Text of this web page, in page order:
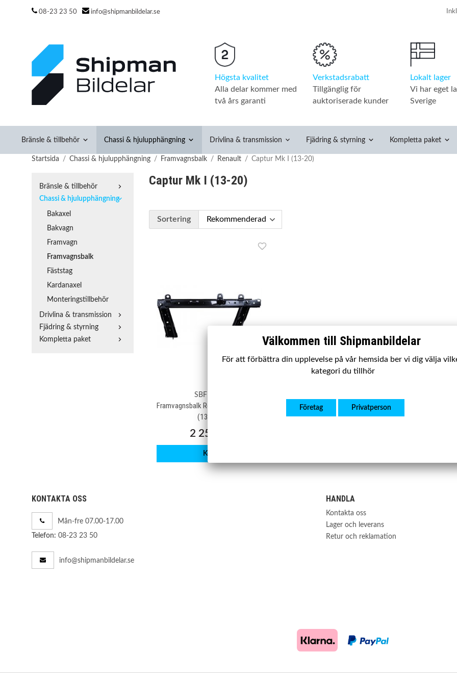
08-23 23 50 info@shipmanbildelar.se
Högsta kvalitet
Alla delar kommer med
två års garanti
Verkstadsrabatt
Tillgänglig för
auktoriserade kunder
Lokalt lager
Vi har eget
Sverige
Bränsle & tillbehör Chassi & hjulupphängning Drivlina & transmission Fjädring & styrning Kompletta paket
Startsida / Chassi & hjulupphängning / Framvagnsbalk / Renault / Captur Mk I (13-20)
Bränsle & tillbehör
Chassi & hjulupphängning
Bakaxel
Bakvagn
Framvagn
Framvagnsbalk
Fäststag
Kardanaxel
Monteringstillbehör
Drivlina & transmission
Fjädring & styrning
Kompletta paket
Captur Mk I (13-20)
Sortering
SBFB091
Framvagnsbalk Renault Captur Mk I
(13-20)
2 250 kr
Köp
KONTAKTA OSS
Mån-fre 07.00-17.00
Telefon: 08-23 23 50
info@shipmanbildelar.se
HANDLA
Kontakta oss
Lager och leverans
Retur och reklamation
Välkommen till Shipmanbildelar
För att förbättra din upplevelse på vår hemsida ber vi dig välja
kategori du tillhör
Företag Privatperson